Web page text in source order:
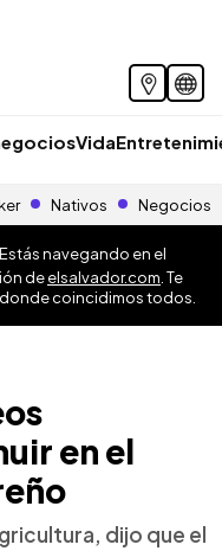
Vida
Nativos Negocios
navegando en el
deelsalvador.com . Te
coincidimos todos.
en el
dijo que el